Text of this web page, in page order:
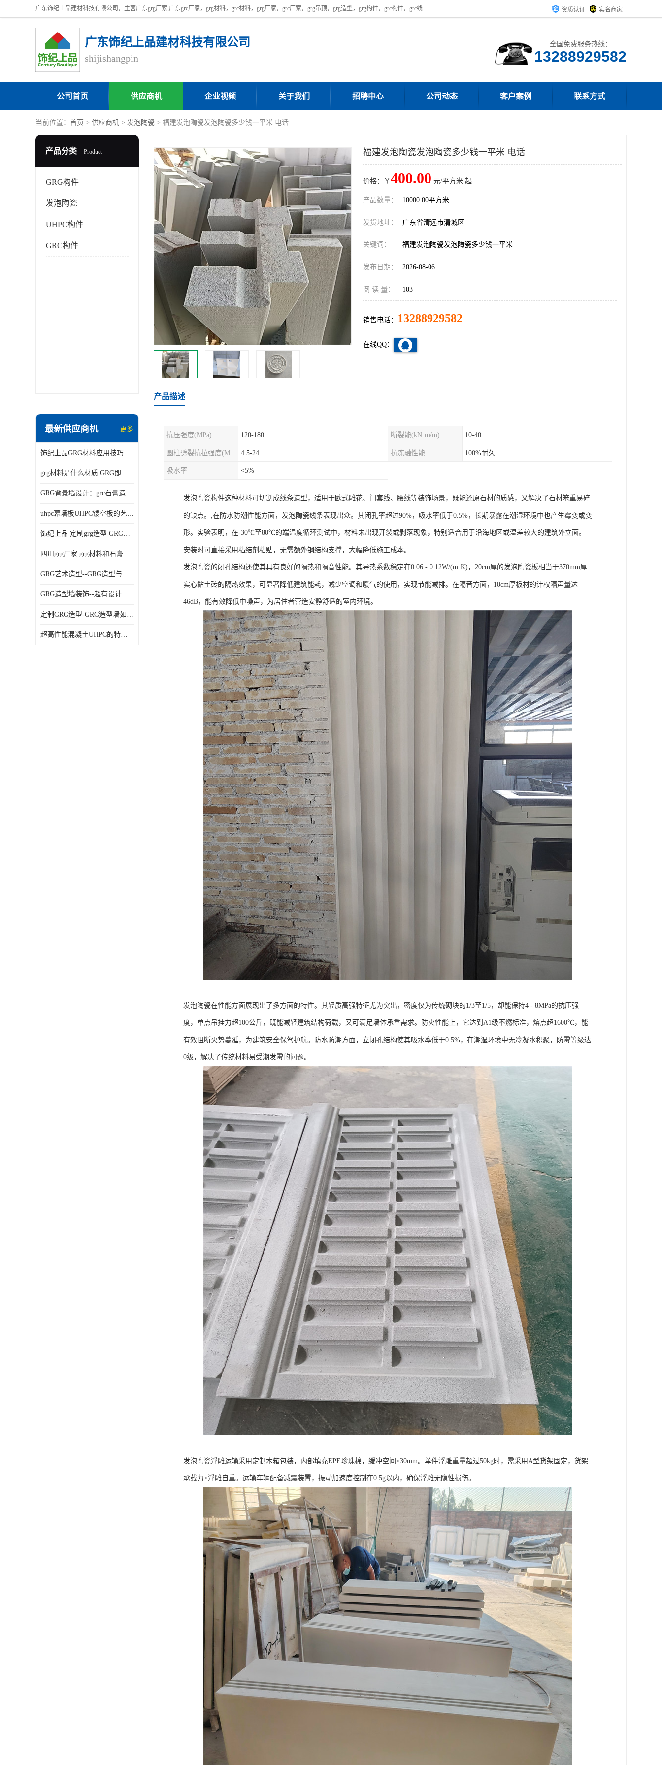
广东饰纪上品建材科技有限公司，主营广东grg厂家,广东grc厂家，grg材料，grc材料，grg厂家，grc厂家，grg吊顶，grg造型，grg构件，grc构件，grc线条，grc构件厂家,，grg材料生产厂家，grg材料定制，uhpc，uhpc厂家，uhpc外墙挂板，uhpc镂空幕墙板，厂房位于广东清远，如果您对我公司的产品服务感兴趣，请联系我们。 资质认证 实名商家
广东饰纪上品建材科技有限公司
shijishangpin
全国免费服务热线：
13288929582
公司首页 供应商机 企业视频 关于我们 招聘中心 公司动态 客户案例 联系方式
当前位置： 首页 > 供应商机 > 发泡陶瓷 > 福建发泡陶瓷发泡陶瓷多少钱一平米 电话
产品分类 Product
GRG构件
发泡陶瓷
UHPC构件
GRC构件
最新供应商机 更多
饰纪上品GRG材料应用技巧 如何在工程中实现装饰效果
grg材料是什么材质 GRG即玻璃纤维增强石膏
GRG背景墙设计：grc石膏造型的创意灵感集
uhpc幕墙板UHPC镂空板的艺术：UHPC材质的革新力量
饰纪上品 定制grg造型 GRG吊材料特性与厚度
四川grg厂家 grg材料和石膏的区别
GRG艺术造型--GRG造型与会展中心装饰空间的**碰撞
GRG造型墙装饰--超有设计感的网红打卡餐厅GRG造型墙面
定制GRG造型-GRG造型墙如何上颜色
超高性能混凝土UHPC的特点和UHPC技术要求
福建发泡陶瓷发泡陶瓷多少钱一平米 电话
价格：￥ 400.00 元/平方米 起
产品数量： 10000.00平方米
发货地址： 广东省清远市清城区
关键词： 福建发泡陶瓷发泡陶瓷多少钱一平米
发布日期： 2026-08-06
阅 读 量： 103
销售电话： 13288929582
在线QQ：
产品描述
抗压强度(MPa) 120-180 断裂能(kN·m/m) 10-40
圆柱劈裂抗拉强度(MPa) 4.5-24 抗冻融性能 100%耐久
吸水率 <5%
发泡陶瓷构件这种材料可切割成线条造型，适用于欧式雕花、门套线、腰线等装饰场景，既能还原石材的质感，又解决了石材笨重易碎
的缺点。,在防水防潮性能方面，发泡陶瓷线条表现出众。其闭孔率超过90%，吸水率低于0.5%，长期暴露在潮湿环境中也产生霉变或变
形。实验表明，在-30℃至80℃的端温度循环测试中，材料未出现开裂或剥落现象，特别适合用于沿海地区或温差较大的建筑外立面。
安装时可直接采用粘结剂粘贴，无需额外钢结构支撑，大幅降低施工成本。
发泡陶瓷的闭孔结构还使其具有良好的隔热和隔音性能。其导热系数稳定在0.06 - 0.12W/(m·K)，20cm厚的发泡陶瓷板相当于370mm厚
实心黏土砖的隔热效果，可显著降低建筑能耗，减少空调和暖气的使用，实现节能减排。在隔音方面，10cm厚板材的计权隔声量达
46dB，能有效降低中噪声，为居住者营造安静舒适的室内环境。
发泡陶瓷在性能方面展现出了多方面的特性。其轻质高强特征尤为突出，密度仅为传统砌块的1/3至1/5，却能保持4 - 8MPa的抗压强
度，单点吊挂力超100公斤，既能减轻建筑结构荷载，又可满足墙体承重需求。防火性能上，它达到A1级不燃标准，熔点超1600℃，能
有效阻断火势蔓延，为建筑安全保驾护航。防水防潮方面，立闭孔结构使其吸水率低于0.5%，在潮湿环境中无冷凝水积聚，防霉等级达
0级，解决了传统材料易受潮发霉的问题。
发泡陶瓷浮雕运输采用定制木箱包装，内部填充EPE珍珠棉，缓冲空间≥30mm。单件浮雕重量超过50kg时，需采用A型货架固定，货架
承载力≥浮雕自重。运输车辆配备减震装置，振动加速度控制在0.5g以内，确保浮雕无隐性损伤。